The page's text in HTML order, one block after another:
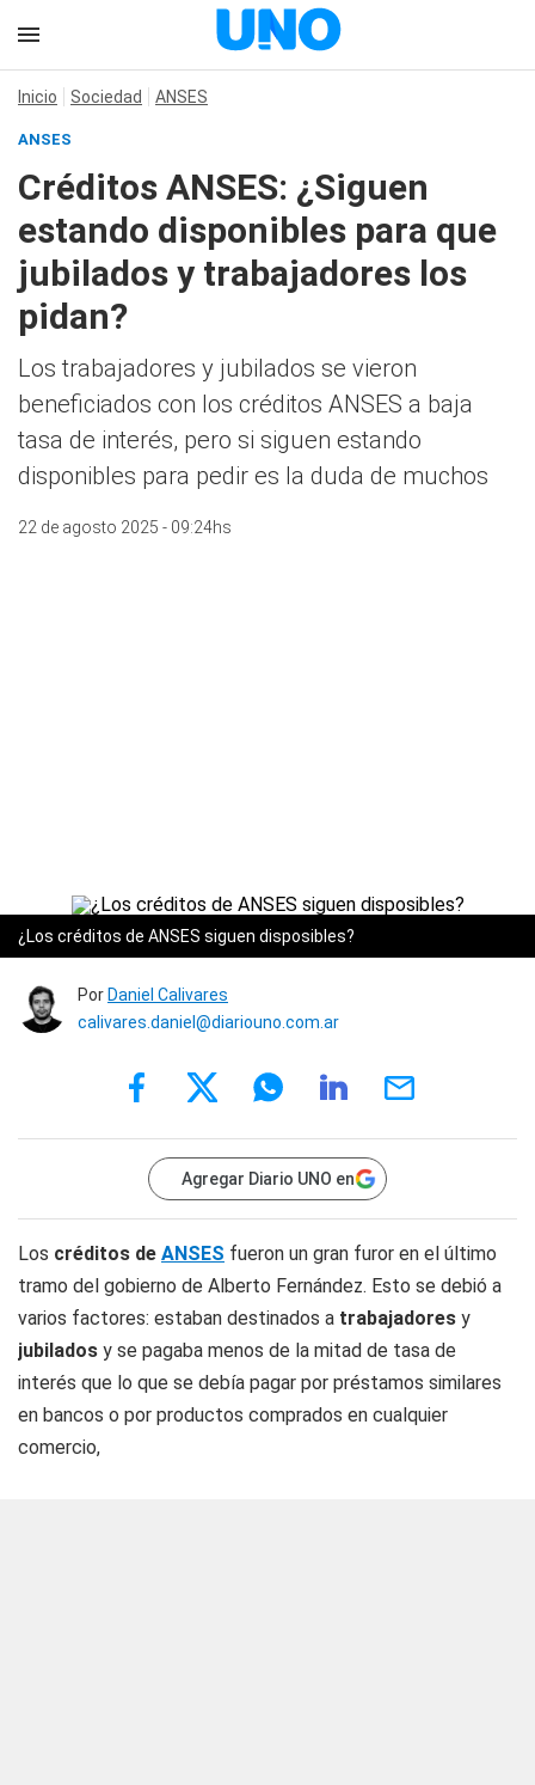
Inicio Sociedad ANSES
ANSES
Créditos ANSES: ¿Siguen
estando disponibles para que
jubilados y trabajadores los
pidan?
Los trabajadores y jubilados se vieron
beneficiados con los créditos ANSES a baja
tasa de interés, pero si siguen estando
disponibles para pedir es la duda de muchos
22 de agosto 2025 - 09:24hs
¿Los créditos de ANSES siguen disposibles?
Por Daniel Calivares
calivares.daniel@diariouno.com.ar
Agregar Diario UNO en
Los créditos de ANSES fueron un gran furor en el último
tramo del gobierno de Alberto Fernández. Esto se debió a
varios factores: estaban destinados a trabajadores y
jubilados y se pagaba menos de la mitad de tasa de
interés que lo que se debía pagar por préstamos similares
en bancos o por productos comprados en cualquier
comercio,